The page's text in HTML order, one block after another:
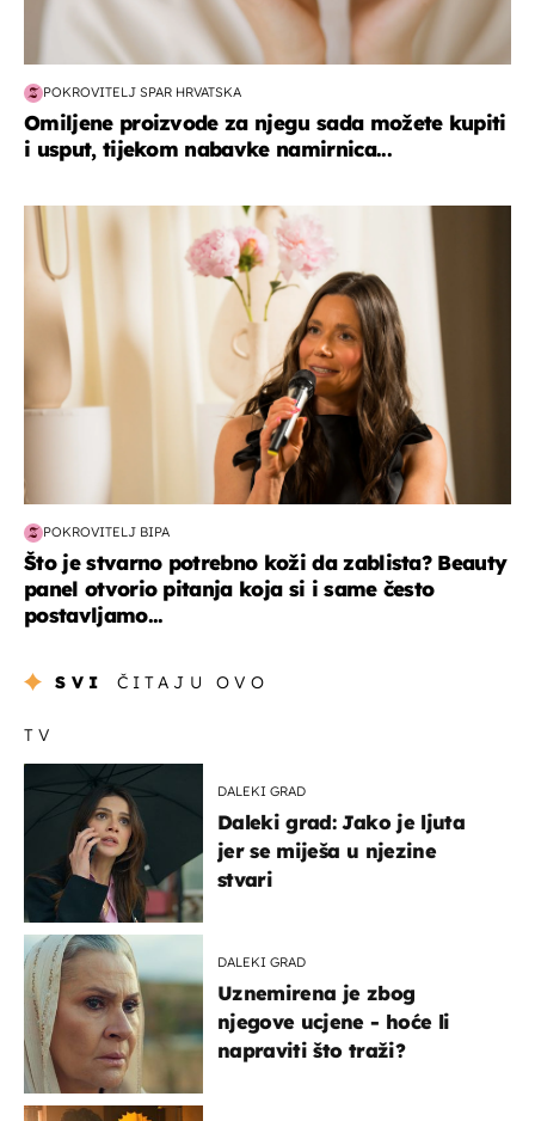
POKROVITELJ SPAR HRVATSKA
Omiljene proizvode za njegu sada možete kupiti
i usput, tijekom nabavke namirnica...
moda & ljepota
POKROVITELJ BIPA
Što je stvarno potrebno koži da zablista? Beauty
panel otvorio pitanja koja si i same često
postavljamo...
SVI ČITAJU OVO
TV
DALEKI GRAD
Daleki grad: Jako je ljuta
jer se miješa u njezine
stvari
DALEKI GRAD
Uznemirena je zbog
njegove ucjene - hoće li
napraviti što traži?